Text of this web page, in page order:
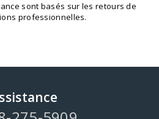
sont basés sur les retours de
professionnelles.